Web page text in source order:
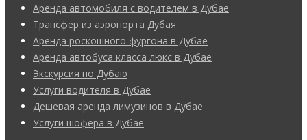
Аренда автомобиля с водителем в Дубае
Трансфер из аэропорта Дубая
Аренда роскошного фургона в Дубае
Аренда автобуса класса люкс в Дубае
Экскурсия по Дубаю
Услуги водителя в Дубае
Дешевая аренда лимузинов в Дубае
Услуги шофера в Дубае